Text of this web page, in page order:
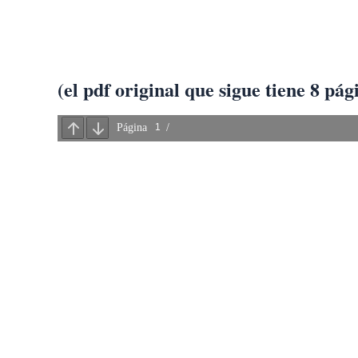
(el pdf original que sigue tiene 8